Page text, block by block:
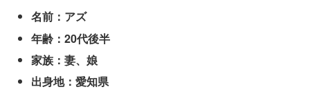
名前：アズ
年齢：20代後半
家族：妻、娘
出身地：愛知県